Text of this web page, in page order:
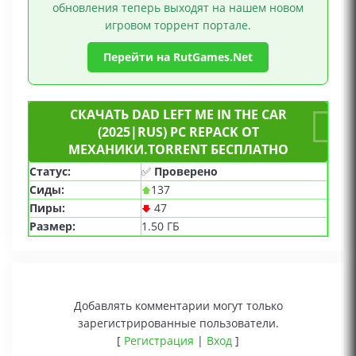
обновления теперь выходят на нашем новом
игровом торрент портале.
Перейти на RutGames.Net
СКАЧАТЬ DAD LEFT ME IN THE CAR
(2025|RUS) PC REPACK ОТ
МЕХАНИКИ.TORRENT БЕСПЛАТНО
Статус: ✅ Проверено
Сиды:
137
Пиры:
47
Размер:
1.50 ГБ
Добавлять комментарии могут только
зарегистрированные пользователи.
[ Регистрация | Вход ]